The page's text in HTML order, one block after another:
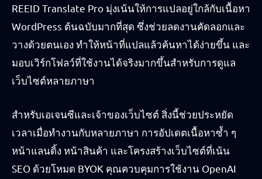
REEID Translate Pro มุ่งเน้นให้การแปลอยู่ใกล้กับเนื้อหา
WordPress ต้นฉบับมากที่สุด ซึ่งช่วยลดงานคัดลอกและ
วางด้วยตนเอง ทำให้หน้าที่แปลแล้วค้นหาได้ง่ายขึ้น และ
มอบเวิร์กโฟลว์ที่ใช้งานได้จริงมากขึ้นสำหรับการดูแล
เว็บไซต์หลายภาษา
สำหรับเอเจนซีและเจ้าของเว็บไซต์ สิ่งนี้ช่วยประหยัด
เวลาเมื่อทำงานกับหลายภาษา การอัปเดตเนื้อหาซ้ำ ๆ
หน้าแลนดิ้ง หน้าสินค้า และโครงสร้างเว็บไซต์ที่เน้น
SEO ด้วยโหมด BYOK คุณควบคุมการใช้งาน OpenAI